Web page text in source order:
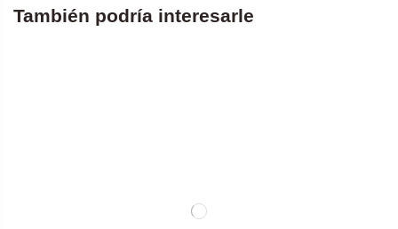
También podría interesarle